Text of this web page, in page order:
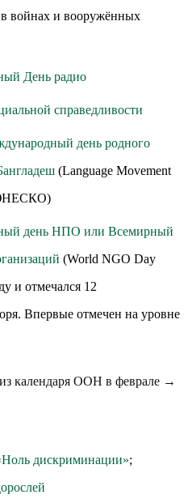
в войнах и вооружённых
День радио
справедливости
день родного
(Language Movement
ЮНЕСКО)
день НПО или Всемирный
(World NGO Day
и отмечался 12
Впервые отмечен на уровне
календаря ООН в феврале →
дискриминации»;